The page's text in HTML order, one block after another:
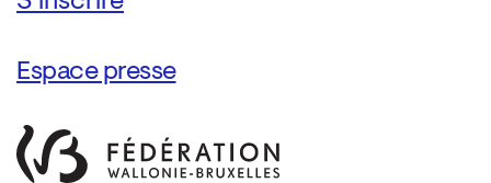
Espace presse